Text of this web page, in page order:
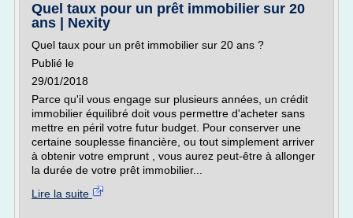
Quel taux pour un prêt immobilier sur 20
ans | Nexity
Quel taux pour un prêt immobilier sur 20 ans ?
Publié le
29/01/2018
Parce qu'il vous engage sur plusieurs années, un crédit
immobilier équilibré doit vous permettre d'acheter sans
mettre en péril votre futur budget. Pour conserver une
certaine souplesse financière, ou tout simplement arriver
à obtenir votre emprunt , vous aurez peut-être à allonger
la durée de votre prêt immobilier...
Lire la suite